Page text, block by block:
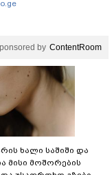
by ContentRoom
ხალი საშიში და
მისი მოშორების